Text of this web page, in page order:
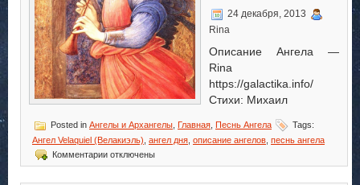
24 декабря, 2013
Rina
Описание Ангела —
Rina
https://galactika.info/
Стихи: Михаил
Posted in Ангелы и Архангелы Главная Песнь Ангела
Tags:
Ангел Velaquiel (Велакиэль) ангел дня описание ангелов песнь ангела
Комментариик
записи
отключены